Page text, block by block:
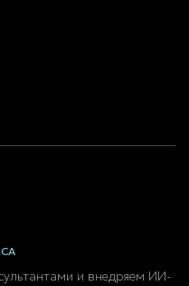
и внедряем ИИ-